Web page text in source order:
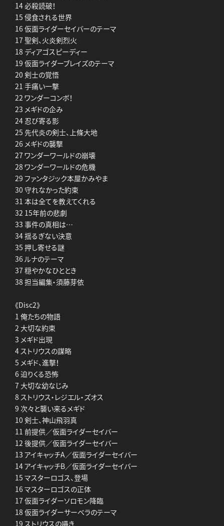
14 必殺読破！
15 侵食される世界
16 仮面ライダーセイバーのテーマ
17 聖剣、火炎剣烈火
18 ディアゴスピーディー
19 仮面ライダーブレイズのテーマ
20 剣士の覚悟
21 手痛い一撃
22 ワンダーコンボ！
23 メギドの企み
24 忍び寄る影
25 先代炎の剣士、上條大地
26 メギドの襲撃
27 ワンダーワールドの崩壊
28 ワンダーワールドの危機
29 ファンタジック本屋かみやま
30 守れなかった約束
31 本は全てを教えてくれる
32 15年前の悲劇
33 事件の真相は…
34 揺るぎない決意
35 押し寄せる謎
36 ルナのテーマ
37 穏やかなひととき
38 担当編集・須藤芽依
《Disc2》
1 俺たちの物語
2 大切な約束
3 メギド出現
4 ストリウスの謀略
5 メギド、進撃！
6 迫りくる恐怖
7 大切な幼なじみ
8 ストリウス・レジエル・ズオス
9 次々と襲い来るメギド
10 剣士、神山飛羽真
11 前提供／仮面ライダーセイバー
12 後提供／仮面ライダーセイバー
13 アイキャッチA／仮面ライダーセイバー
14 アイキャッチB／仮面ライダーセイバー
15 マスターロゴス、登場
16 マスターロゴスの正体
17 仮面ライダーソロモン降臨
18 仮面ライダーサーベラのテーマ
19 ストリウスの囁き